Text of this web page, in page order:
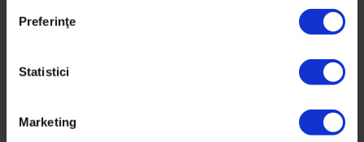
Preferinţe
Statistici
Marketing
Te trezești din somn când îți vine o idee nouă de
urmă la săritul cu inima din piept. Îți încrețești părul
cu creioane neascuțite și poți să strănuți fără să faci